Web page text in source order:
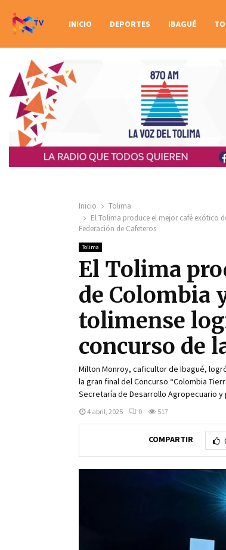
INICIO DEPORTES IBAGUÉ
Inicio
Tolima
El Tolima produce el mejor café exótico
Federación de Cafeteros
Tolima
El Tolima
de Colombia
tolimense
concurso de
Milton Monroy, caficultor de Ibagué,
la gran final del Concurso “Colombia
Secretaría de Desarrollo Agropecuario
4 abril, 2025 0 517
COMPARTIR